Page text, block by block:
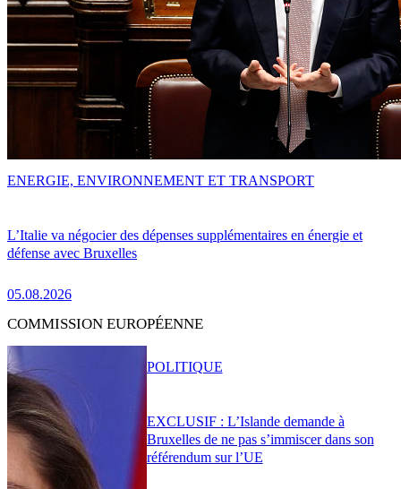
L’Italie va négocier des dépenses supplémentaires en énergie et
défense avec Bruxelles
05.08.2026
ENERGIE, ENVIRONNEMENT ET TRANSPORT
COMMISSION EUROPÉENNE
EXCLUSIF : L’Islande demande à
Bruxelles de ne pas s’immiscer dans son
référendum sur l’UE
POLITIQUE